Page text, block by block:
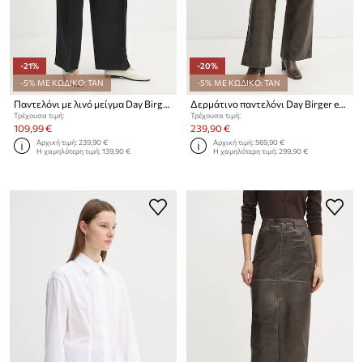
-21%
-5% ΜΕ ΚΩΔΙΚΟ: TAN
Τρέχουσα τιμή:
109,99 €
Αρχική τιμή:239,90 €
Η χαμηλότερη τιμή:139,90 €
-20%
-5% ΜΕ ΚΩΔΙΚΟ: TAN
Τρέχουσα τιμή:
239,90 €
Αρχική τιμή:569,90 €
Η χαμηλότερη τιμή:299,90 €